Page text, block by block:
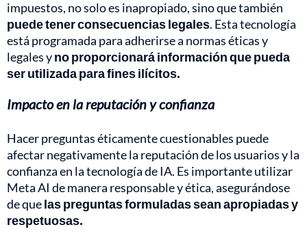
impuestos, no solo es inapropiado, sino que también
puede tener consecuencias legales. Esta tecnología
está programada para adherirse a normas éticas y
legales yno proporcionará información que pueda
ser utilizada para fines ilícitos.
Impacto en la reputación y confianza
Hacer preguntas éticamente cuestionables puede
afectar negativamente la reputación de los usuarios y la
confianza en la tecnología de IA. Es importante utilizar
Meta AI de manera responsable y ética, asegurándose
de quelas preguntas formuladas sean apropiadas y
respetuosas.